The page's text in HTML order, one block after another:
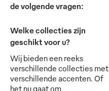
de volgende vragen:
Welke collecties zijn
geschikt voor u?
Wij bieden een reeks
verschillende collecties met
verschillende accenten. Of
het nu gaat om